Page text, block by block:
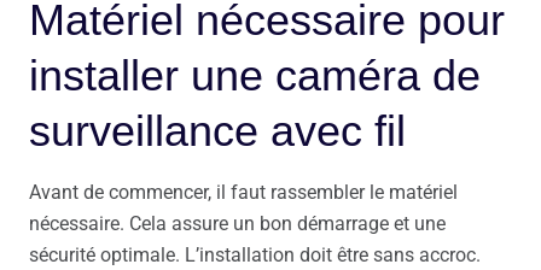
Matériel nécessaire pour
installer une caméra de
surveillance avec fil
Avant de commencer, il faut rassembler le matériel
nécessaire. Cela assure un bon démarrage et une
sécurité optimale. L’installation doit être sans accroc.